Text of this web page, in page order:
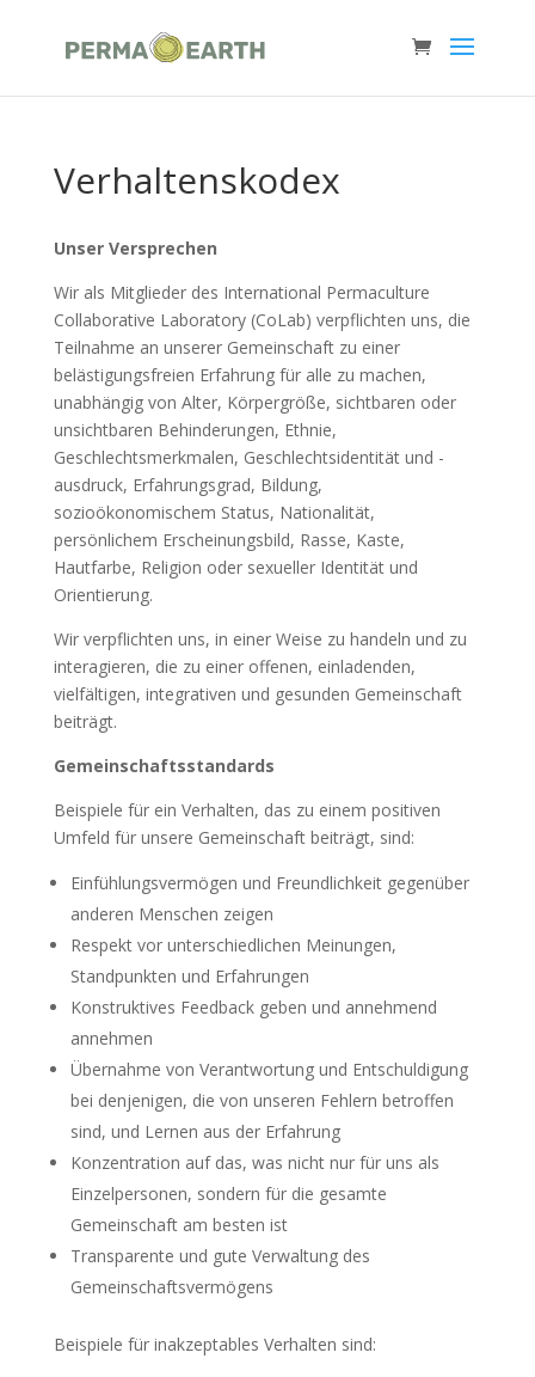
Verhaltenskodex
Unser Versprechen
Wir als Mitglieder des International Permaculture
Collaborative Laboratory (CoLab) verpflichten uns, die
Teilnahme an unserer Gemeinschaft zu einer
belästigungsfreien Erfahrung für alle zu machen,
unabhängig von Alter, Körpergröße, sichtbaren oder
unsichtbaren Behinderungen, Ethnie,
Geschlechtsmerkmalen, Geschlechtsidentität und -
ausdruck, Erfahrungsgrad, Bildung,
sozioökonomischem Status, Nationalität,
persönlichem Erscheinungsbild, Rasse, Kaste,
Hautfarbe, Religion oder sexueller Identität und
Orientierung.
Wir verpflichten uns, in einer Weise zu handeln und zu
interagieren, die zu einer offenen, einladenden,
vielfältigen, integrativen und gesunden Gemeinschaft
beiträgt.
Gemeinschaftsstandards
Beispiele für ein Verhalten, das zu einem positiven
Umfeld für unsere Gemeinschaft beiträgt, sind:
Einfühlungsvermögen und Freundlichkeit gegenüber
anderen Menschen zeigen
Respekt vor unterschiedlichen Meinungen,
Standpunkten und Erfahrungen
Konstruktives Feedback geben und annehmend
annehmen
Übernahme von Verantwortung und Entschuldigung
bei denjenigen, die von unseren Fehlern betroffen
sind, und Lernen aus der Erfahrung
Konzentration auf das, was nicht nur für uns als
Einzelpersonen, sondern für die gesamte
Gemeinschaft am besten ist
Transparente und gute Verwaltung des
Gemeinschaftsvermögens
Beispiele für inakzeptables Verhalten sind: